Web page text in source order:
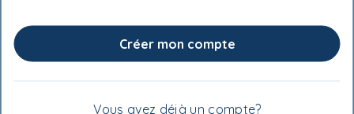
- 60 ml (¼ tasse)
- 60 à 80 ml (¼ à ⅓ tasse)
Créer mon compte
Vous avez déjà un compte?